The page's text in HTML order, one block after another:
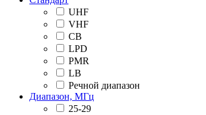
UHF
VHF
CB
LPD
PMR
LB
Речной диапазон
Диапазон, МГц
25-29